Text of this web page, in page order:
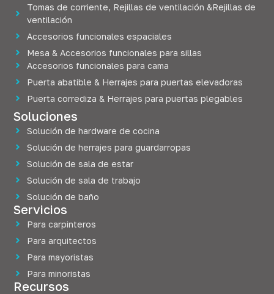
Tomas de corriente, Rejillas de ventilación &Rejillas de
ventilación
Accesorios funcionales espaciales
Mesa & Accesorios funcionales para sillas
Accesorios funcionales para cama
Puerta abatible & Herrajes para puertas elevadoras
Puerta corrediza & Herrajes para puertas plegables
Soluciones
Solución de hardware de cocina
Solución de herrajes para guardarropas
Solución de sala de estar
Solución de sala de trabajo
Solución de baño
Servicios
Para carpinteros
Para arquitectos
Para mayoristas
Para minoristas
Recursos